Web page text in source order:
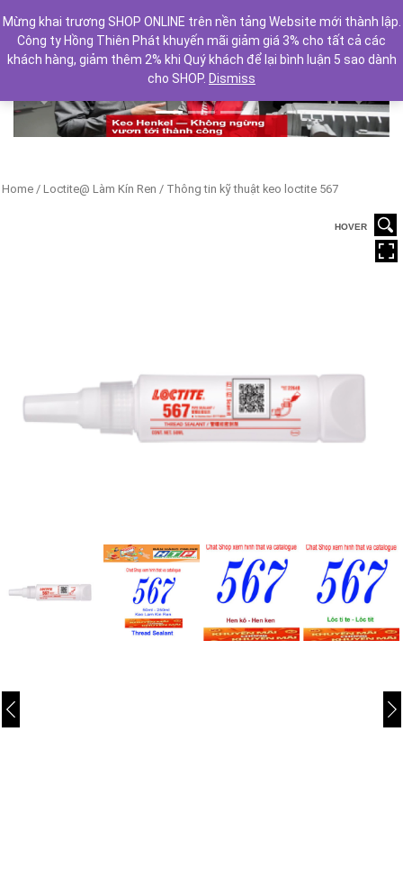
Previous Next
Home / Loctite@ Làm Kín Ren / Thông tin kỹ thuật keo loctite 567
HOVER
Mừng khai trương SHOP ONLINE trên nền tảng Website mới thành lập.
Công ty Hồng Thiên Phát khuyến mãi giảm giá 3% cho tất cả các
khách hàng, giảm thêm 2% khi Quý khách để lại bình luận 5 sao dành
cho SHOP. Dismiss